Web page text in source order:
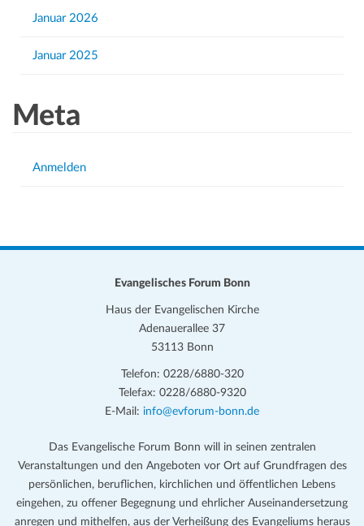
Januar 2026
Januar 2025
Meta
Anmelden
Evangelisches Forum Bonn
Haus der Evangelischen Kirche
Adenauerallee 37
53113 Bonn
Telefon: 0228/6880-320
Telefax: 0228/6880-9320
E-Mail: info@evforum-bonn.de
Das Evangelische Forum Bonn will in seinen zentralen
Veranstaltungen und den Angeboten vor Ort auf Grundfragen des
persönlichen, beruflichen, kirchlichen und öffentlichen Lebens
eingehen, zu offener Begegnung und ehrlicher Auseinandersetzung
anregen und mithelfen, aus der Verheißung des Evangeliums heraus